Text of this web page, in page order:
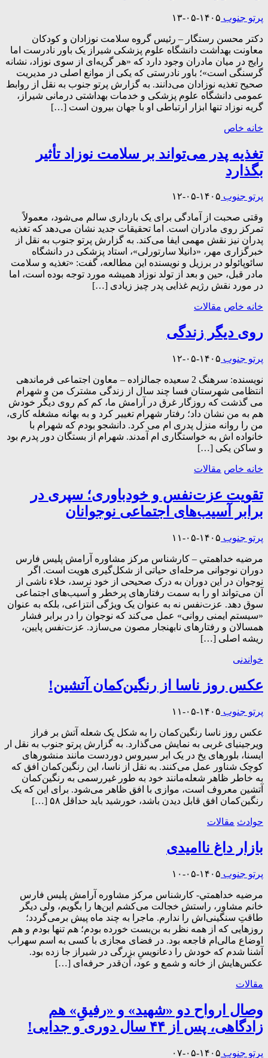
پرتو جنوب ۱۴۰۵-۰۵-۱۳
دکتر محسن رستگار – رئیس گروه سلامت نوزادان و کودکان
معاونت بهداشت دانشگاه علوم پزشکی شیراز یک باور نادرست اما
رایج در میان مادران وجود دارد که «هر گریه‌ای از سوی نوزاد، نشانه
گرسنگی است»؛ باور نادرستی که یکی از موانع اصلی در مدیریت
صحیح تغذیه نوزادان می‌دانند. به گزارش پرتو جنوب به نقل از روابط
عمومی دانشگاه علوم پزشکی و خدمات بهداشتی درمانی شیراز،
گریه نوزاد تنها ابزار ارتباطی او با جهان بیرون است […]
خانه خاص
تغذیه پدر می‌تواند بر سلامت نوزاد تأثیر
بگذارد
پرتو جنوب ۱۴۰۵-۰۵-۱۲
وقتی صحبت از آمادگی برای یک بارداری سالم می‌شود، معمولاً
تمرکز روی مادران است. اما تحقیقات جدید نشان می‌دهد که تغذیه
پدران نیز نقش مهمی ایفا می‌کند. به گزارش پرتو جنوب به نقل از
خبرگزاری مهر، «دانیلا سارتورلی»، استاد پزشکی در دانشگاه
سائوپائولو در برزیل و نویسنده این مطالعه، گفت: «تغذیه و سلامت
مادر قبل، حین و بعد از تولد نوزاد همیشه مورد توجه بوده است، اما
در مورد نقش رژیم غذایی پدر چیز زیادی […]
خانه خاص مقالات
روی دیگر زندگی
پرتو جنوب ۱۴۰۵-۰۵-۱۲
نویسنده: سرهنگ 2 سعیده جمالزاده – معاون اجتماعی فرماندهی
انتظامی شهرستان فسا چند سال از زندگی مشترک من و شهرام
می گذشت که روزگار غرق در آرامش ما، کم کم روی دیگر خودش
هم به من نشان داد؛ رفتار شهرام تغییر کرد و به بهانه مشغله کاری،
من را روانه منزل پدری ام می کرد. دانشجو بودم که شهرام با
خانواده اش به خواستگاری ام آمدند. شهرام از بستگان دور پدرم بود
و ساکن یکی […]
خانه خاص مقالات
تقویت عزت‌نفس و خودباوری؛ سپری در
برابر آسیب‌های اجتماعی نوجوانان
پرتو جنوب ۱۴۰۵-۰۵-۱۱
مرضیه خداهمتي – كارشناس مركز مشاوره آرامش پليس فارس
دوران نوجوانی مرحله‌ای حیاتی از شکل‌گیری هویت است. اگر
نوجوان در این دوران به درک صحیحی از خود نرسد، خلاء ناشی از
آن می‌تواند او را به سمت رفتارهای پرخطر و آسیب‌های اجتماعی
سوق دهد. عزت‌نفس نه به عنوان یک ویژگی انتزاعی، بلکه به عنوان
«سیستم ایمنی روانی» عمل می‌کند که نوجوان را در برابر فشار
همسالان و رفتارهای نابهنجار مصون می‌سازد. عزت‌نفس پایین،
ریشه اصلی […]
خواندنی
عکس روز ناسا از رنگین‌کمان آتشین!
پرتو جنوب ۱۴۰۵-۰۵-۱۱
عکس روز ناسا رنگین‌کمان را به شکل یک شعله آتش بر فراز
ویرجینیای غربی به نمایش می‌گذارد. به گزارش پرتو جنوب به نقل ار
ایسنا، بلورهای یخ در یک ابر سیروس دوردست مانند منشورهای
کوچک شناور عمل می‌کنند. به نقل از ناسا، این رنگین‌کمان افق که
به ‌خاطر ظاهر شعله‌مانند خود به‌ طور غیررسمی به رنگین‌کمان
آتشین معروف است، موازی با افق ظاهر می‌شود. برای این که یک
رنگین‌کمان افق قابل دیدن باشد، خورشید باید حداقل ۵۸ […]
حوادث مقالات
بازار داغ ناامیدی
پرتو جنوب ۱۴۰۵-۰۵-۱۰
مرضیه خداهمتي- كارشناس مركز مشاوره آرامش پليس فارس
خانم مشاور، راستش خجالت می‌کشم این‌ها را بگویم، ولی دیگر
طاقتِ سنگینی‌اش را ندارم. ماجرا به چند ماه پیش برمی‌گردد؛
روزهایی که از همه نظر به بن‌بست خورده بودم؛ هم تنها بودم و هم
اوضاع مالی‌ام فاجعه بود. در فضای مجازی با کسی به اسم سهراب
آشنا شدم که خودش را دعانویسِ بزرگی در شیراز جا زده بود.
عکس‌هایش از خانه و شمع و عود، آن‌قدر حرفه‌ای […]
مقالات
وصال ارواح دو «شهید» و «رفیقِ» هم
زادگاهی، پس از ۴۴ سال دوری و جدایی!
پرتو جنوب ۱۴۰۵-۰۵-۰۷